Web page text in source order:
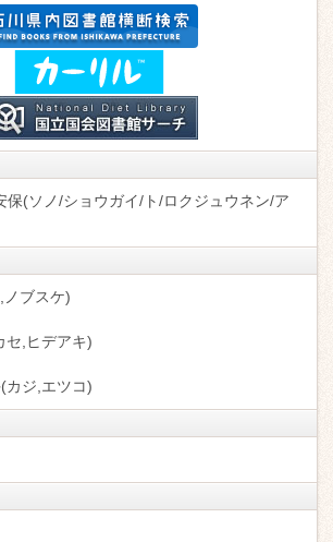
保(ソノ/ショウガイ/ト/ロクジュウネン/ア
ノブスケ)
セ,ヒデアキ)
カジ,エツコ)